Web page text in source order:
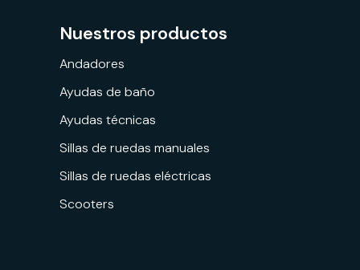
Nuestros productos
Andadores
Ayudas de baño
Ayudas técnicas
Sillas de ruedas manuales
Sillas de ruedas eléctricas
Scooters